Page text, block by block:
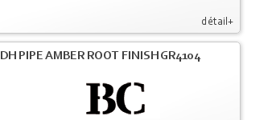
détail+
DH PIPE AMBER ROOT FINISH GR4104